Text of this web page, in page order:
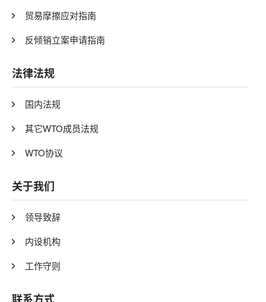
贸易摩擦应对指南
反倾销立案申请指南
法律法规
国内法规
其它WTO成员法规
WTO协议
关于我们
领导致辞
内设机构
工作守则
联系方式